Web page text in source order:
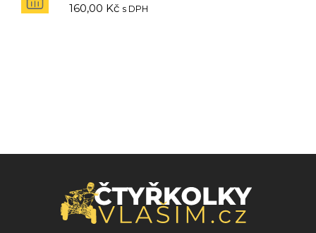
160,00 Kč s DPH